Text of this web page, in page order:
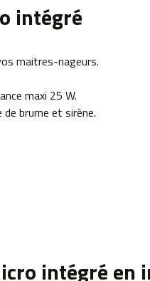
intégré
maitres-nageurs.
maxi 25 W.
brume et sirène.
intégré en